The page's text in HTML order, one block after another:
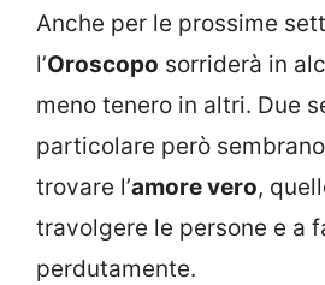
Anche per le prossime
l’Oroscopo sorriderà in
meno tenero in altri. Due
particolare però
trovare l’amore vero,
travolgere le persone e a
perdutamente.